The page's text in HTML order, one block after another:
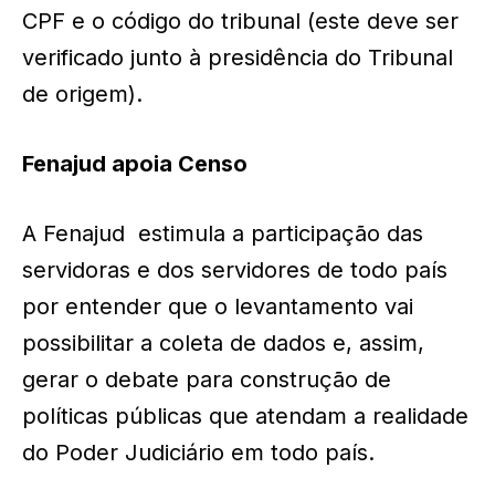
CPF e o código do tribunal (este deve ser
verificado junto à presidência do Tribunal
de origem).
Fenajud apoia Censo
A Fenajud estimula a participação das
servidoras e dos servidores de todo país
por entender que o levantamento vai
possibilitar a coleta de dados e, assim,
gerar o debate para construção de
políticas públicas que atendam a realidade
do Poder Judiciário em todo país.